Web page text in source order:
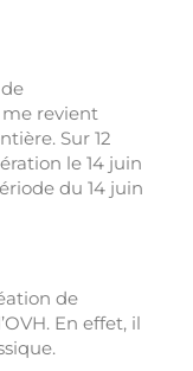
revient
Sur 12
le 14 juin
du 14 juin
de
En effet, il